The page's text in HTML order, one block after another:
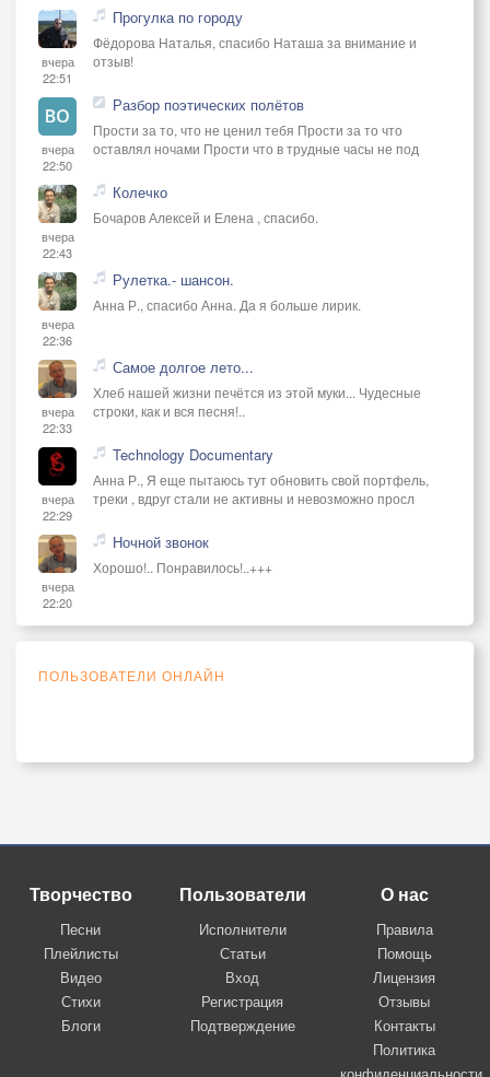
вчера
22:51
Прогулка по городу
Фёдорова Наталья, спасибо Наташа за внимание и
отзыв!
вчера
22:50
Разбор поэтических полётов
Прости за то, что не ценил тебя Прости за то что
оставлял ночами Прости что в трудные часы не под
вчера
22:43
Колечко
Бочаров Алексей и Елена , спасибо.
вчера
22:36
Рулетка.- шансон.
Анна Р., спасибо Анна. Да я больше лирик.
вчера
22:33
Самое долгое лето...
Хлеб нашей жизни печётся из этой муки... Чудесные
строки, как и вся песня!..
вчера
22:29
Technology Documentary
Анна Р., Я еще пытаюсь тут обновить свой портфель,
треки , вдруг стали не активны и невозможно просл
вчера
22:20
Ночной звонок
Хорошо!.. Понравилось!..+++
ПОЛЬЗОВАТЕЛИ ОНЛАЙН
Творчество
Песни
Плейлисты
Видео
Стихи
Блоги
Пользователи
Исполнители
Статьи
Вход
Регистрация
Подтверждение
О нас
Правила
Помощь
Лицензия
Отзывы
Контакты
Политика